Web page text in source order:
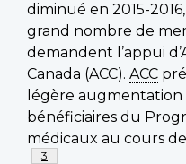
diminué en 2015-
grand nombre de
demandent l’appui
Canada (ACC). ACC
légère
bénéficiaires du
médicaux au cours
Note de page
3